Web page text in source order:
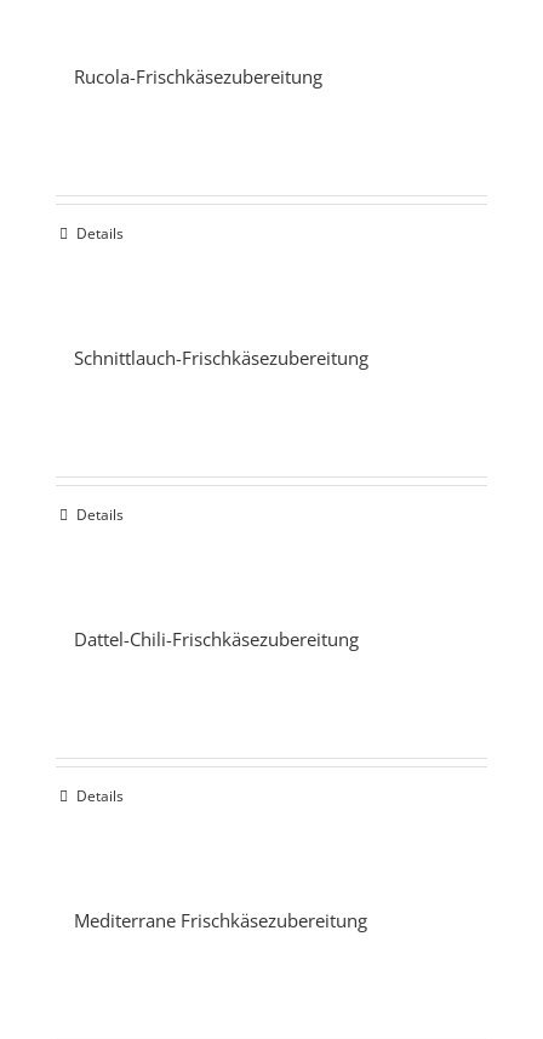
Rucola-Frischkäsezubereitung
Details
Schnittlauch-Frischkäsezubereitung
Details
Dattel-Chili-Frischkäsezubereitung
Details
Mediterrane Frischkäsezubereitung